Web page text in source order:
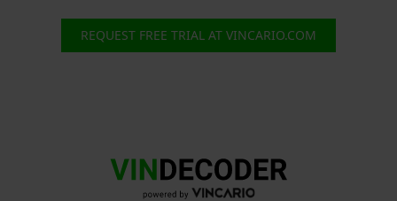
REQUEST FREE TRIAL AT VINCARIO.COM